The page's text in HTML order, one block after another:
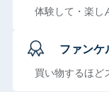
体験して・楽し
ファンケ
買い物するほど